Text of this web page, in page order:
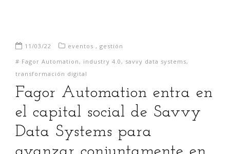
11/03/22 eventos , gestión
# Fagor Automation , industry 4.0 , savvy data systems,
transformación digital
Fagor Automation entra en
el capital social de Savvy
Data Systems para